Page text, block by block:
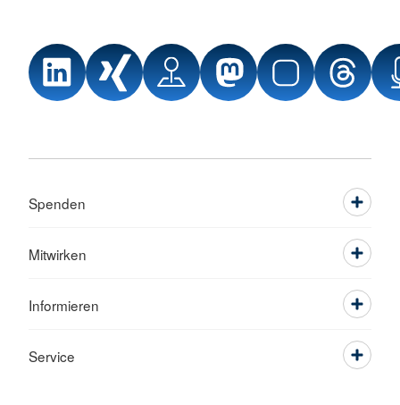
Spenden
Mitwirken
Informieren
Service